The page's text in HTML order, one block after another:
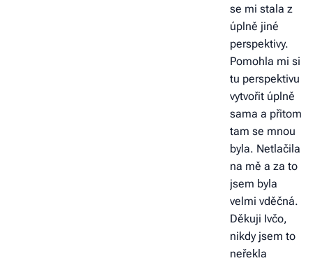
se mi stala z
úplně jiné
perspektivy.
Pomohla mi si
tu perspektivu
vytvořit úplně
sama a přitom
tam se mnou
byla. Netlačila
na mě a za to
jsem byla
velmi vděčná.
Děkuji Ivčo,
nikdy jsem to
neřekla